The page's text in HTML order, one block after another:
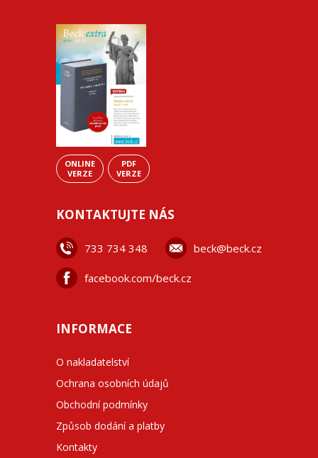
ONLINE
VERZE
PDF
VERZE
KONTAKTUJTE NÁS
733 734 348 beck@beck.cz
facebook.com/beck.cz
INFORMACE
O nakladatelství
Ochrana osobních údajů
Obchodní podmínky
Způsob dodání a platby
Kontakty